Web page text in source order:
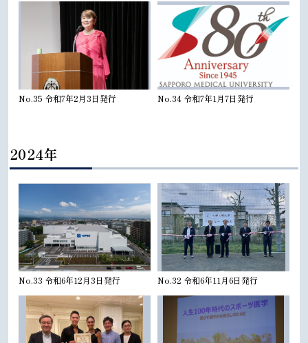
No.35 令和7年2月3日発行 No.34 令和7年1月7日発行
2024年
No.33 令和6年12月3日発行 No.32 令和6年11月6日発行